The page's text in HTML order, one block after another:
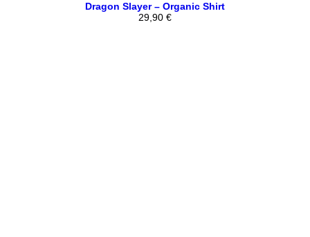
Dragon Slayer – Organic Shirt
29,90 €